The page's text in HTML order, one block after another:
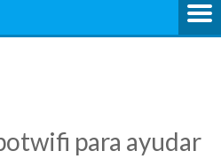
para ayudar